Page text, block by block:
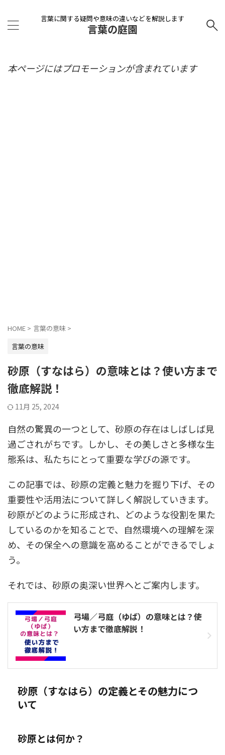
言葉に関する疑問や意味の違いなどを解説します
言葉の庭園
本ページにはプロモーションが含まれています
HOME > 言葉の意味 >
言葉の意味
砂原（すなはら）の意味とは？使い方まで
徹底解説！
11月 25, 2024
自然の驚異の一つとして、砂原の存在はしばしば見
過ごされがちです。しかし、その美しさと多様な生
態系は、私たちにとって重要な学びの源です。
この記事では、砂原の定義と魅力を掘り下げ、その
重要性や活用法について詳しく解説していきます。
砂原がどのように形成され、どのような役割を果た
しているのかを知ることで、自然環境への理解を深
め、その保全への意識を高めることができるでしょ
う。
それでは、砂原の奥深い世界へとご案内します。
弓場／弓庭（ゆば）の意味とは？使
い方まで徹底解説！
砂原（すなはら）の定義とその魅力につ
いて
砂原とは何か？